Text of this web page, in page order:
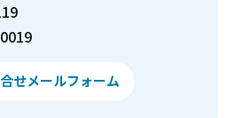
せメールフォーム